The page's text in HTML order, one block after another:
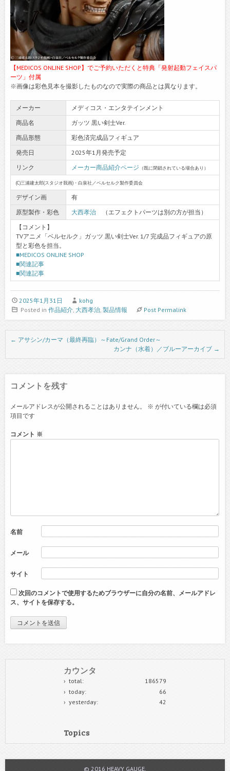
【MEDICOS ONLINE SHOP】でご予約いただくと特典「発射起動フェイスパ
ーツ」付属
※画像は彩色見本を撮影したものなので実際の商品とは異なります。
メーカー
メディコス・エンタテインメント
商品名
ガッツ 黒い剣士Ver.
商品形態
彩色済完成品フィギュア
発売日
2025年1月発売予定
リンク
メーカー商品紹介ページ （既に閉鎖されている場合あり）
(C)三浦建太郎(スタジオ我画)・白泉社／ベルセルク製作委員会
デザイン画
有
原型製作・彩色
大西孝治
（エフェクトパーツは別の方が担当）
【コメント】
TVアニメ「ベルセルク」ガッツ 黒い剣士Ver. 1/7 完成品フィギュアの原
型と彩色を担当。
■MEDICOS ONLINE SHOP
■関連記事
■関連記事
2025年1月31日
kohg
Posted in 作品紹介, 大西孝治, 製品情報 Post Permalink
Post navigation
← アサシン/カーマ（最終再臨）～Fate/Grand Order～
カンナ（水着）／ブルーアーカイブ →
コメントを残す
メールアドレスが公開されることはありません。 ※ が付いている欄は必須
項目です
コメント ※
名前
メール
サイト
次回のコメントで使用するためブラウザーに自分の名前、メールアドレ
ス、サイトを保存する。
カウンタ
186579
total:
66
today:
42
yesterday:
Topics
© 2016 HEAVY GAUGE.